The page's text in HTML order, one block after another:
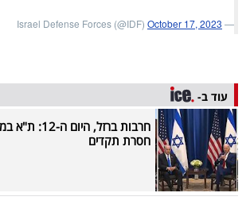
— Israel Defense Forces (@IDF)
October 17, 2023
עוד ב-
חרבות ברזל,
חסרת תקדים